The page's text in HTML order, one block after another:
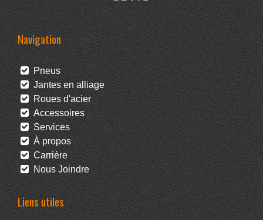
Navigation
Pneus
Jantes en alliage
Roues d'acier
Accessoires
Services
À propos
Carrière
Nous Joindre
Liens utiles